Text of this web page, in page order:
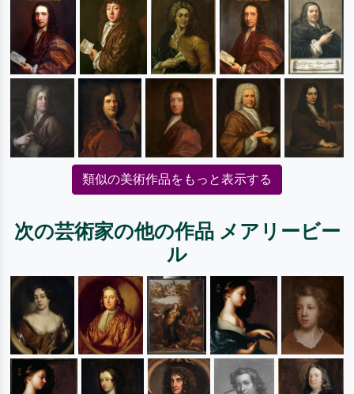
類似の美術作品をもっと表示する
次の芸術家の他の作品 メアリービー
ル